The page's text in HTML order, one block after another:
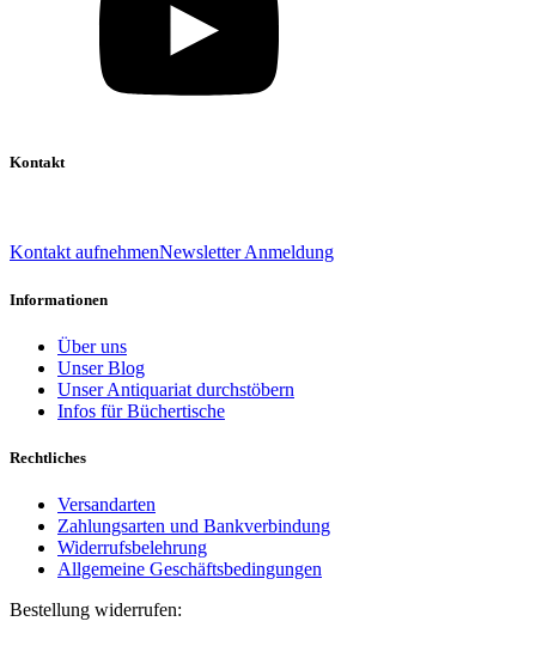
Kontakt
Kontakt aufnehmenNewsletter Anmeldung
Informationen
Über uns
Unser Blog
Unser Antiquariat durchstöbern
Infos für Büchertische
Rechtliches
Versandarten
Zahlungsarten und Bankverbindung
Widerrufsbelehrung
Allgemeine Geschäftsbedingungen
Bestellung widerrufen: